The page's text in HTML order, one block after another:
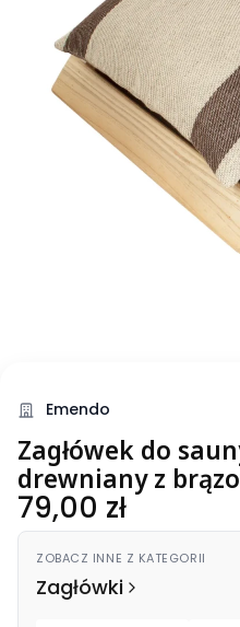
Emendo
Zagłówek do
drewniany z
Cena
79,00 zł
ZOBACZ INNE Z KATEGORII
Zagłówki